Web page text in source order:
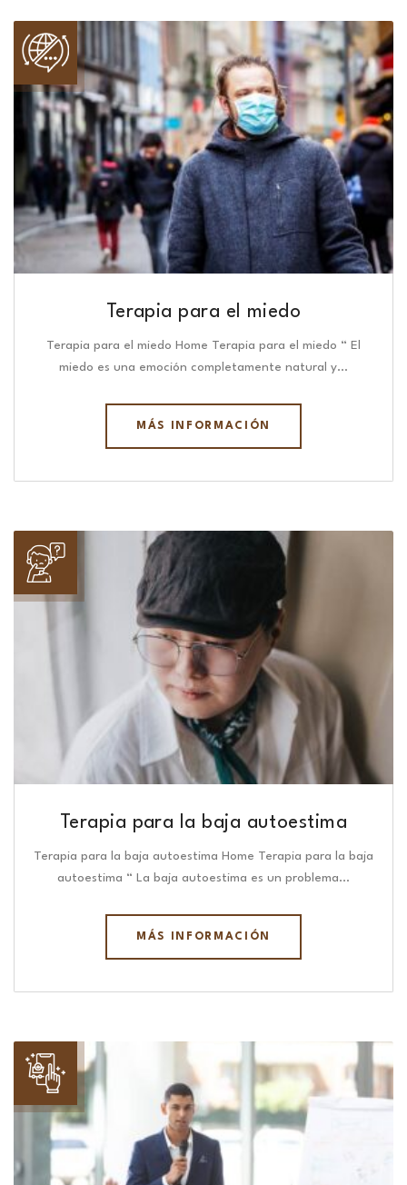
Terapia para el miedo
Terapia para el miedo Home Terapia para el miedo “ El
miedo es una emoción completamente natural y…
MÁS INFORMACIÓN
Terapia para la baja autoestima
Terapia para la baja autoestima Home Terapia para la baja
autoestima “ La baja autoestima es un problema…
MÁS INFORMACIÓN